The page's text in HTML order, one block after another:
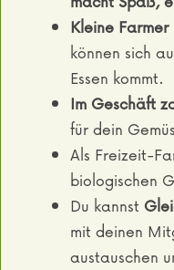
Kleine Farmer
können sich
Essen kommt.
Im Geschäft
für dein
Als Freizeit-
biologischen
Du kannst
mit deinen
austauschen